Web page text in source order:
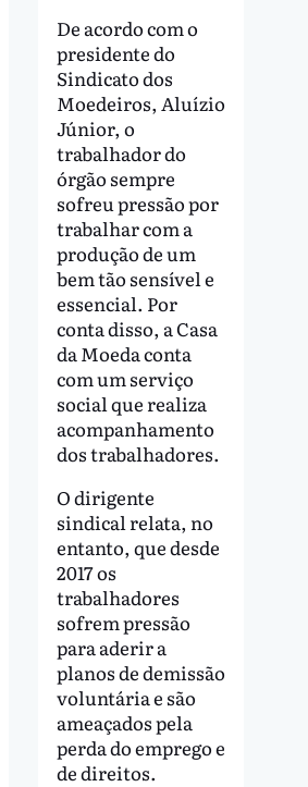
De acordo com o
presidente do
Sindicato dos
Moedeiros, Aluízio
Júnior, o
trabalhador do
órgão sempre
sofreu pressão por
trabalhar com a
produção de um
bem tão sensível e
essencial. Por
conta disso, a Casa
da Moeda conta
com um serviço
social que realiza
acompanhamento
dos trabalhadores.
O dirigente
sindical relata, no
entanto, que desde
2017 os
trabalhadores
sofrem pressão
para aderir a
planos de demissão
voluntária e são
ameaçados pela
perda do emprego e
de direitos.